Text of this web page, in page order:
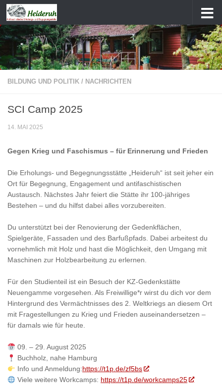
Zum Inhalt springen
BILDUNG UND POLITIK / NACHRICHTEN
SCI Camp 2025
14. MAI 2025
Gegen Krieg und Faschismus – für Erinnerung und Frieden
Die Erholungs- und Begegnungsstätte „Heideruh“ ist seit jeher ein
Ort für Begegnung, Engagement und antifaschistischen
Austausch. Nächstes Jahr feiert die Stätte ihr 100-jähriges
Bestehen – und du hilfst dabei alles vorzubereiten.
Du unterstützt bei der Renovierung der Gedenkflächen,
Spielgeräte, Fassaden und des Barfußpfads. Dabei arbeitest du
vornehmlich mit Holz und hast die Möglichkeit, den Umgang mit
Maschinen zur Holzbearbeitung zu erlernen.
Für den Studienteil ist ein Besuch der KZ-Gedenkstätte
Neuengamme vorgesehen. Als Freiwillige*r wirst du dich vor dem
Hintergrund des Vermächtnisses des 2. Weltkriegs an diesem Ort
mit Fragestellungen zu Krieg und Frieden auseinandersetzen –
für damals wie für heute.
09. – 29. August 2025
Buchholz, nahe Hamburg
Info und Anmeldung:https://t1p.de/zf5bs
Viele weitere Workcamps: https://t1p.de/workcamps25